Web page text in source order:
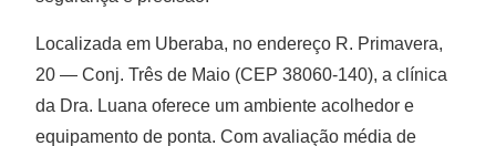
Localizada em Uberaba, no endereço R. Primavera,
20 — Conj. Três de Maio (CEP 38060-140), a clínica
da Dra. Luana oferece um ambiente acolhedor e
equipamento de ponta. Com avaliação média de